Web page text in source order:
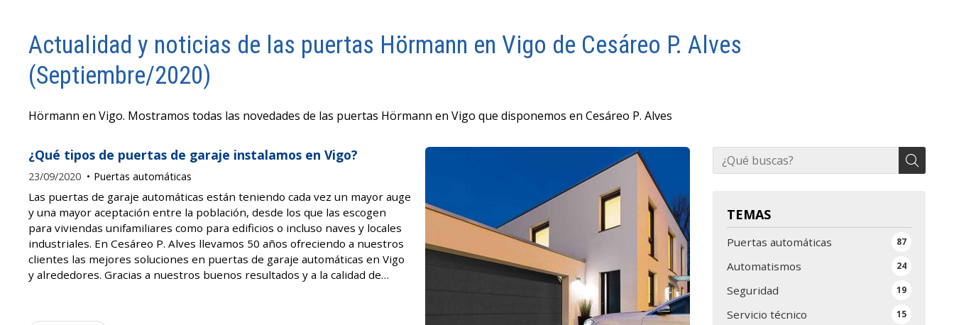
Actualidad y noticias de las puertas Hörmann en Vigo de Cesáreo P. Alves
(Septiembre/2020)
Hörmann en Vigo. Mostramos todas las novedades de las puertas Hörmann en Vigo que disponemos en Cesáreo P. Alves
TEMAS
Puertas automáticas 87
Automatismos 24
Seguridad 19
Servicio técnico 15
¿Qué tipos de puertas de garaje instalamos en Vigo?
23/09/2020 Puertas automáticas
Las puertas de garaje automáticas están teniendo cada vez un mayor auge
y una mayor aceptación entre la población, desde los que las escogen
para viviendas unifamiliares como para edificios o incluso naves y locales
industriales. En Cesáreo P. Alves llevamos 50 años ofreciendo a nuestros
clientes las mejores soluciones en puertas de garaje automáticas en Vigo
y alrededores. Gracias a nuestros buenos resultados y a la calidad de